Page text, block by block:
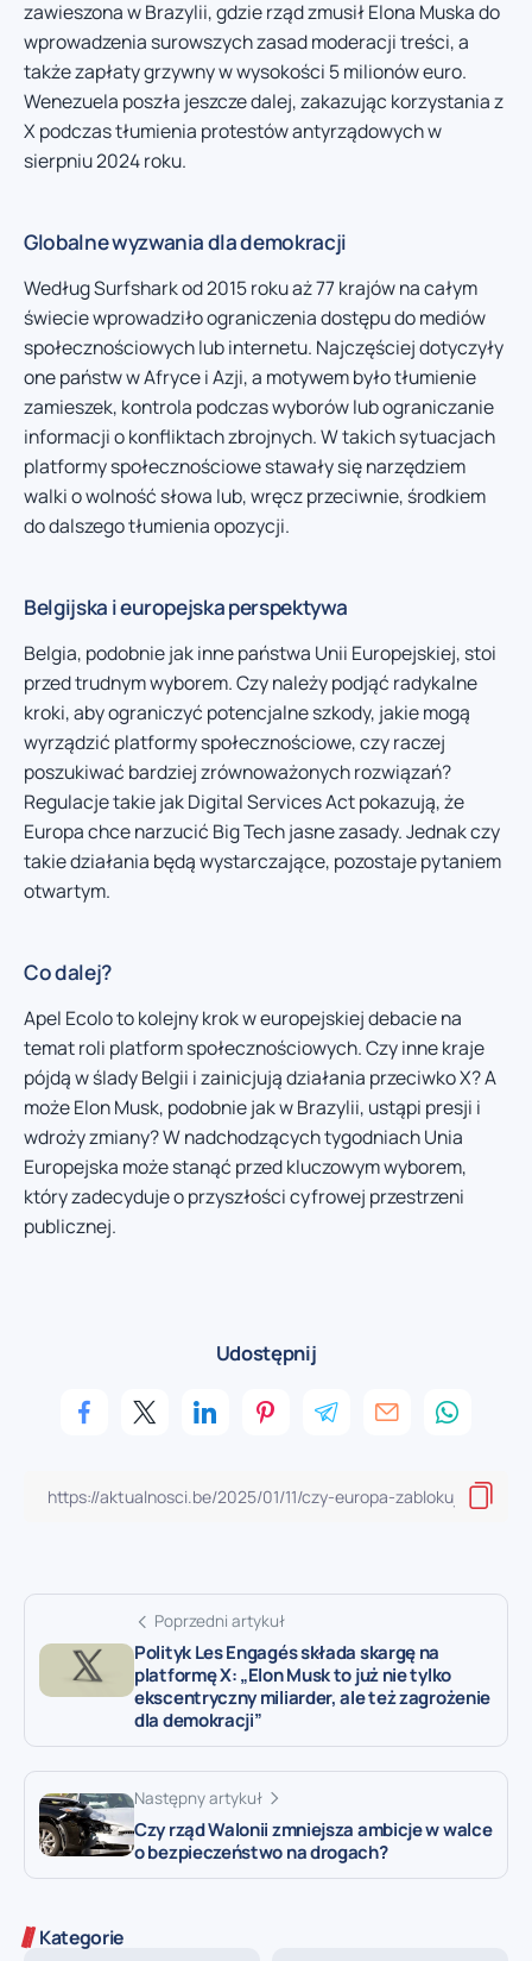
zawieszona w Brazylii, gdzie rząd zmusił Elona Muska do
wprowadzenia surowszych zasad moderacji treści, a
także zapłaty grzywny w wysokości 5 milionów euro.
Wenezuela poszła jeszcze dalej, zakazując korzystania z
X podczas tłumienia protestów antyrządowych w
sierpniu 2024 roku.
Globalne wyzwania dla demokracji
Według Surfshark od 2015 roku aż 77 krajów na całym
świecie wprowadziło ograniczenia dostępu do mediów
społecznościowych lub internetu. Najczęściej dotyczyły
one państw w Afryce i Azji, a motywem było tłumienie
zamieszek, kontrola podczas wyborów lub ograniczanie
informacji o konfliktach zbrojnych. W takich sytuacjach
platformy społecznościowe stawały się narzędziem
walki o wolność słowa lub, wręcz przeciwnie, środkiem
do dalszego tłumienia opozycji.
Belgijska i europejska perspektywa
Belgia, podobnie jak inne państwa Unii Europejskiej, stoi
przed trudnym wyborem. Czy należy podjąć radykalne
kroki, aby ograniczyć potencjalne szkody, jakie mogą
wyrządzić platformy społecznościowe, czy raczej
poszukiwać bardziej zrównoważonych rozwiązań?
Regulacje takie jak Digital Services Act pokazują, że
Europa chce narzucić Big Tech jasne zasady. Jednak czy
takie działania będą wystarczające, pozostaje pytaniem
otwartym.
Co dalej?
Apel Ecolo to kolejny krok w europejskiej debacie na
temat roli platform społecznościowych. Czy inne kraje
pójdą w ślady Belgii i zainicjują działania przeciwko X? A
może Elon Musk, podobnie jak w Brazylii, ustąpi presji i
wdroży zmiany? W nadchodzących tygodniach Unia
Europejska może stanąć przed kluczowym wyborem,
który zadecyduje o przyszłości cyfrowej przestrzeni
publicznej.
Udostępnij
Poprzedni artykuł
Polityk Les Engagés składa skargę na
platformę X: „Elon Musk to już nie tylko
ekscentryczny miliarder, ale też zagrożenie
dla demokracji”
Następny artykuł
Czy rząd Walonii zmniejsza ambicje w walce
o bezpieczeństwo na drogach?
Kategorie